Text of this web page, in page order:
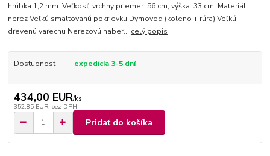
hrúbka 1,2 mm. Veľkosť: vrchny priemer: 56 cm, výška: 33 cm. Materiál:
nerez Veľkú smaltovanú pokrievku Dymovod (koleno + rúra) Veľkú
drevenú varechu Nerezovú naber... celý popis
Dostupnosť expedícia 3-5 dní
434,00 EUR/ks
352,85 EUR bez DPH
Pridať do košíka